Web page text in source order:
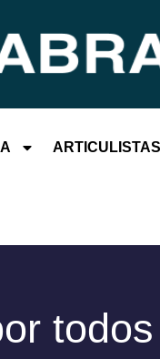
ARTICULISTAS